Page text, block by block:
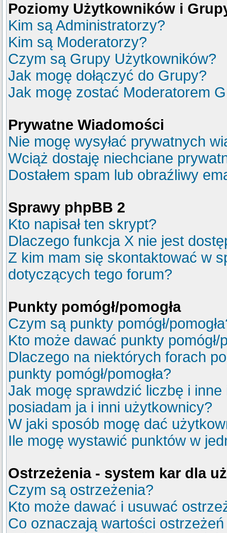
Poziomy Użytkowników i
Kim są Administratorzy?
Kim są Moderatorzy?
Czym są Grupy Użytkowników?
Jak mogę dołączyć do Grupy?
Jak mogę zostać Moderatorem
Prywatne Wiadomości
Nie mogę wysyłać prywatnych
Wciąż dostaję niechciane
Dostałem spam lub obraźliwy
Sprawy phpBB 2
Kto napisał ten skrypt?
Dlaczego funkcja X nie jest
Z kim mam się skontaktować w
dotyczących tego forum?
Punkty pomógł/pomogła
Czym są punkty pomógł/
Kto może dawać punkty pomógł/
Dlaczego na niektórych forach
punkty pomógł/pomogła?
Jak mogę sprawdzić liczbę i
posiadam ja i inni użytkownicy?
W jaki sposób mogę dać
Ile mogę wystawić punktów w
Ostrzeżenia - system kar dla
Czym są ostrzeżenia?
Kto może dawać i usuwać
Co oznaczają wartości